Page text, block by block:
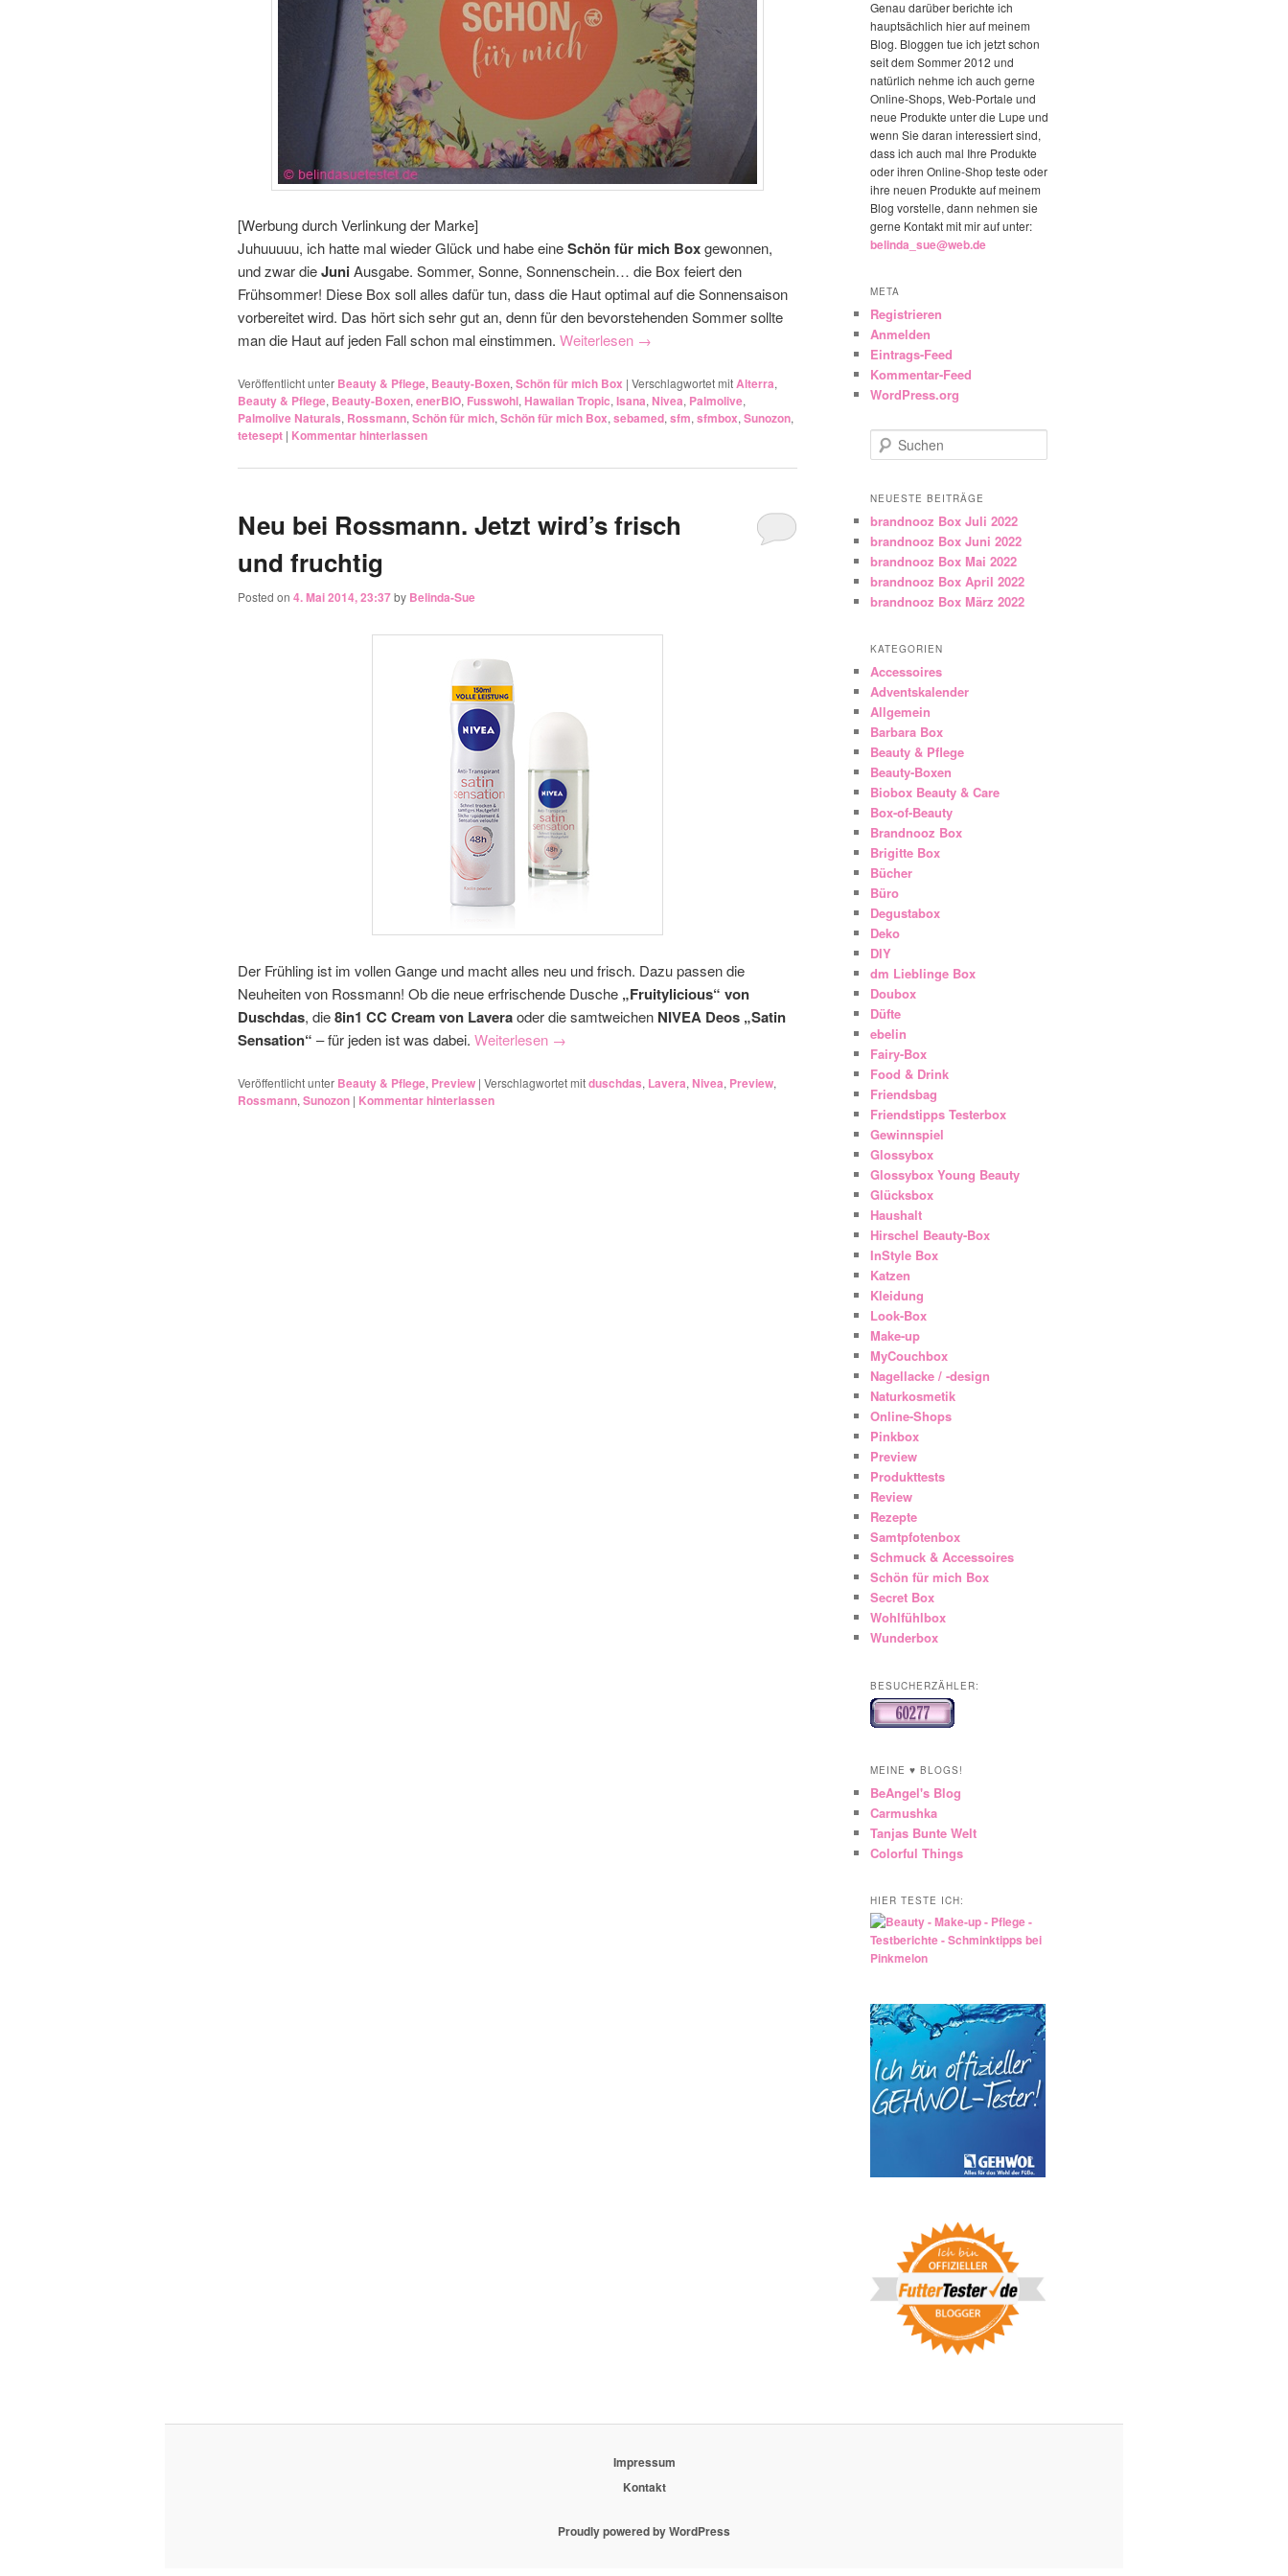
[Werbung durch Verlinkung der Marke]
Juhuuuuu, ich hatte mal wieder Glück und habe eineSchön für mich Boxgewonnen,
und zwar dieJuniAusgabe. Sommer, Sonne, Sonnenschein… die Box feiert den
Frühsommer! Diese Box soll alles dafür tun, dass die Haut optimal auf die Sonnensaison
vorbereitet wird. Das hört sich sehr gut an, denn für den bevorstehenden Sommer sollte
man die Haut auf jeden Fall schon mal einstimmen. Weiterlesen →
Veröffentlicht unter Beauty & Pflege, Beauty-Boxen, Schön für mich Box | Verschlagwortet mitAlterra,
Beauty & Pflege, Beauty-Boxen, enerBIO, Fusswohl, Hawaiian Tropic, Isana, Nivea, Palmolive,
Palmolive Naturals, Rossmann, Schön für mich, Schön für mich Box, sebamed, sfm, sfmbox, Sunozon,
tetesept | Kommentar hinterlassen
Neu bei Rossmann. Jetzt wird’s frisch
Posted on 4. Mai 2014, 23:37by Belinda-Sue
Der Frühling ist im vollen Gange und macht alles neu und frisch. Dazu passen die
Neuheiten von Rossmann! Ob die neue erfrischende Dusche „Fruitylicious“ von
Duschdas, die8in1 CC Cream von Laveraoderdie samtweichen NIVEA Deos „Satin
Sensation“ – für jeden ist was dabei. Weiterlesen →
Veröffentlicht unter Beauty & Pflege, Preview | Verschlagwortet mitduschdas, Lavera, Nivea, Preview,
Rossmann, Sunozon | Kommentar hinterlassen
Genau darüber berichte ich
hauptsächlich hier auf meinem
Blog. Bloggen tue ich jetzt schon
seit dem Sommer 2012 und
natürlich nehme ich auch gerne
Online-Shops, Web-Portale und
neue Produkte unter die Lupe und
wenn Sie daran interessiert sind,
dass ich auch mal Ihre Produkte
oder ihren Online-Shop teste oder
ihre neuen Produkte auf meinem
Blog vorstelle, dann nehmen sie
gerne Kontakt mit mir auf unter:
belinda_sue@web.de
META
Registrieren
Anmelden
Eintrags-Feed
Kommentar-Feed
WordPress.org
Suchen
NEUESTE BEITRÄGE
brandnooz Box Juli 2022
brandnooz Box Juni 2022
brandnooz Box Mai 2022
brandnooz Box April 2022
brandnooz Box März 2022
KATEGORIEN
Accessoires
Adventskalender
Allgemein
Barbara Box
Beauty & Pflege
Beauty-Boxen
Biobox Beauty & Care
Box-of-Beauty
Brandnooz Box
Brigitte Box
Bücher
Büro
Degustabox
Deko
DIY
dm Lieblinge Box
Doubox
Düfte
ebelin
Fairy-Box
Food & Drink
Friendsbag
Friendstipps Testerbox
Gewinnspiel
Glossybox
Glossybox Young Beauty
Glücksbox
Haushalt
Hirschel Beauty-Box
InStyle Box
Katzen
Kleidung
Look-Box
Make-up
MyCouchbox
Nagellacke / -design
Naturkosmetik
Online-Shops
Pinkbox
Preview
Produkttests
Review
Rezepte
Samtpfotenbox
Schmuck & Accessoires
Schön für mich Box
Secret Box
Wohlfühlbox
Wunderbox
BESUCHERZÄHLER:
MEINE ♥ BLOGS!
BeAngel's Blog
Carmushka
Tanjas Bunte Welt
Colorful Things
HIER TESTE ICH:
Impressum
Kontakt
Proudly powered by WordPress